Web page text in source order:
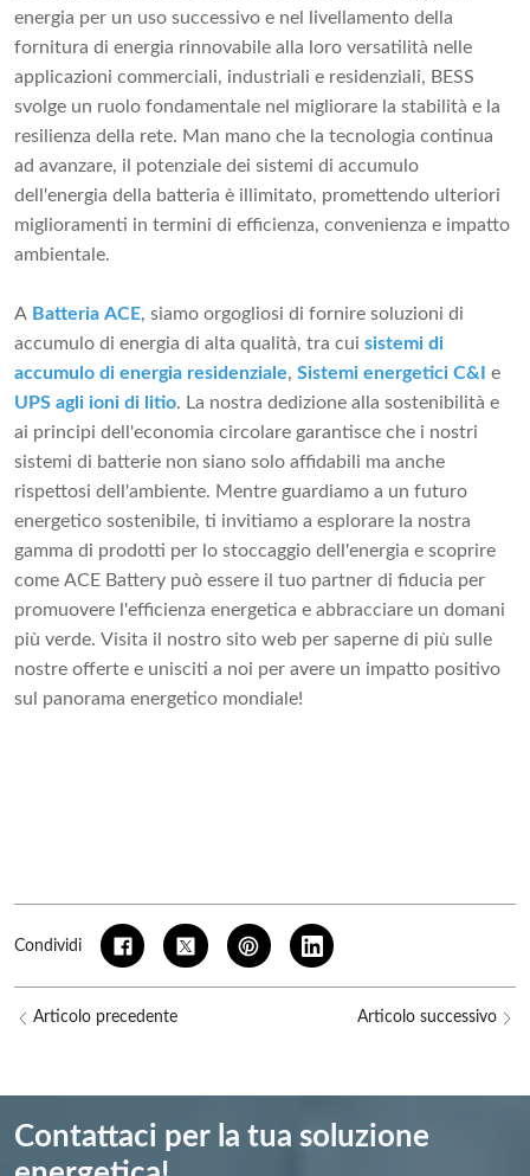
energia per un uso successivo e nel livellamento della
fornitura di energia rinnovabile alla loro versatilità nelle
applicazioni commerciali, industriali e residenziali, BESS
svolge un ruolo fondamentale nel migliorare la stabilità e la
resilienza della rete. Man mano che la tecnologia continua
ad avanzare, il potenziale dei sistemi di accumulo
dell'energia della batteria è illimitato, promettendo ulteriori
miglioramenti in termini di efficienza, convenienza e impatto
ambientale.
A Batteria ACE, siamo orgogliosi di fornire soluzioni di
accumulo di energia di alta qualità, tra cui sistemi di
accumulo di energia residenziale, Sistemi energetici C&I
e
UPS agli ioni di litio. La nostra dedizione alla sostenibilità e
ai principi dell'economia circolare garantisce che i nostri
sistemi di batterie non siano solo affidabili ma anche
rispettosi dell'ambiente. Mentre guardiamo a un futuro
energetico sostenibile, ti invitiamo a esplorare la nostra
gamma di prodotti per lo stoccaggio dell'energia e scoprire
come ACE Battery può essere il tuo partner di fiducia per
promuovere l'efficienza energetica e abbracciare un domani
più verde. Visita il nostro sito web per saperne di più sulle
nostre offerte e unisciti a noi per avere un impatto positivo
sul panorama energetico mondiale!
Condividi
Articolo precedente Articolo successivo
Contattaci per la tua soluzione